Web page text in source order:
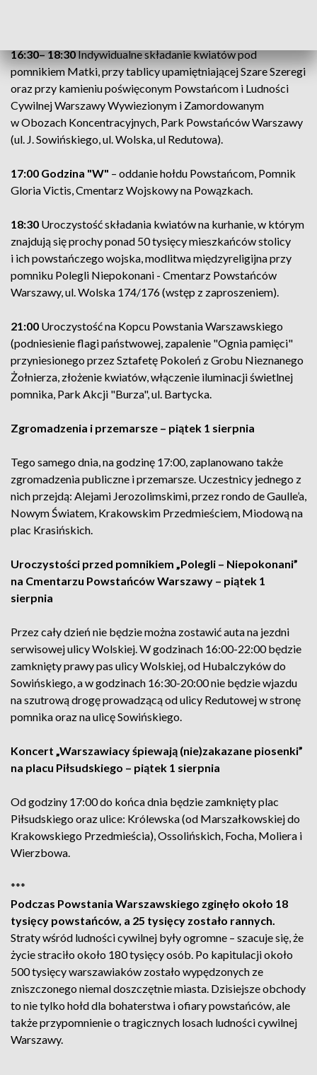
16:30– 18:30Indywidualne składanie kwiatów pod
pomnikiem Matki, przy tablicy upamiętniającej Szare Szeregi
oraz przy kamieniu poświęconym Powstańcom i Ludności
Cywilnej Warszawy Wywiezionym i Zamordowanym
w Obozach Koncentracyjnych, Park Powstańców Warszawy
(ul. J. Sowińskiego, ul. Wolska, ul Redutowa).
17:00 Godzina "W" – oddanie hołdu Powstańcom, Pomnik
Gloria Victis, Cmentarz Wojskowy na Powązkach.
18:30 Uroczystość składania kwiatów na kurhanie, w którym
znajdują się prochy ponad 50 tysięcy mieszkańców stolicy
i ich powstańczego wojska, modlitwa międzyreligijna przy
pomniku Polegli Niepokonani - Cmentarz Powstańców
Warszawy, ul. Wolska 174/176 (wstęp z zaproszeniem).
21:00 Uroczystość na Kopcu Powstania Warszawskiego
(podniesienie flagi państwowej, zapalenie "Ognia pamięci"
przyniesionego przez Sztafetę Pokoleń z Grobu Nieznanego
Żołnierza, złożenie kwiatów, włączenie iluminacji świetlnej
pomnika, Park Akcji "Burza", ul. Bartycka.
Zgromadzenia i przemarsze – piątek 1 sierpnia
Tego samego dnia, na godzinę 17:00, zaplanowano także
zgromadzenia publiczne i przemarsze. Uczestnicy jednego z
nich przejdą: Alejami Jerozolimskimi, przez rondo de Gaulle’a,
Nowym Światem, Krakowskim Przedmieściem, Miodową na
plac Krasińskich.
Uroczystości przed pomnikiem „Polegli – Niepokonani”
na Cmentarzu Powstańców Warszawy – piątek 1
sierpnia
Przez cały dzień nie będzie można zostawić auta na jezdni
serwisowej ulicy Wolskiej. W godzinach 16:00-22:00 będzie
zamknięty prawy pas ulicy Wolskiej, od Hubalczyków do
Sowińskiego, a w godzinach 16:30-20:00 nie będzie wjazdu
na szutrową drogę prowadzącą od ulicy Redutowej w stronę
pomnika oraz na ulicę Sowińskiego.
Koncert „Warszawiacy śpiewają (nie)zakazane piosenki”
na placu Piłsudskiego – piątek 1 sierpnia
Od godziny 17:00 do końca dnia będzie zamknięty plac
Piłsudskiego oraz ulice: Królewska (od Marszałkowskiej do
Krakowskiego Przedmieścia), Ossolińskich, Focha, Moliera i
Wierzbowa.
***
Podczas Powstania Warszawskiego zginęło około 18
tysięcy powstańców, a 25 tysięcy zostało rannych.
Straty wśród ludności cywilnej były ogromne – szacuje się, że
życie straciło około 180 tysięcy osób. Po kapitulacji około
500 tysięcy warszawiaków zostało wypędzonych ze
zniszczonego niemal doszczętnie miasta. Dzisiejsze obchody
to nie tylko hołd dla bohaterstwa i ofiary powstańców, ale
także przypomnienie o tragicznych losach ludności cywilnej
Warszawy.